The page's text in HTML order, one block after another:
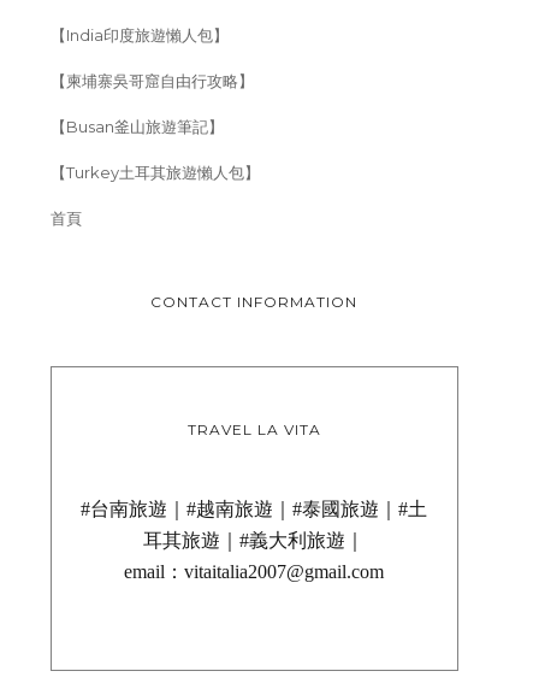
【India印度旅遊懶人包】
【柬埔寨吳哥窟自由行攻略】
【Busan釜山旅遊筆記】
【Turkey土耳其旅遊懶人包】
首頁
CONTACT INFORMATION
TRAVEL LA VITA
#台南旅遊｜#越南旅遊｜#泰國旅遊｜#土
耳其旅遊｜#義大利旅遊｜
email：vitaitalia2007@gmail.com